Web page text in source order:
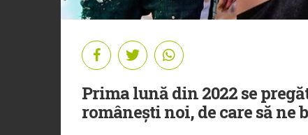
Prima lună din 2022 se
românești noi, de care să ne